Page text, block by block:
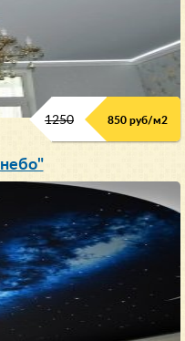
1250 850 руб/м2